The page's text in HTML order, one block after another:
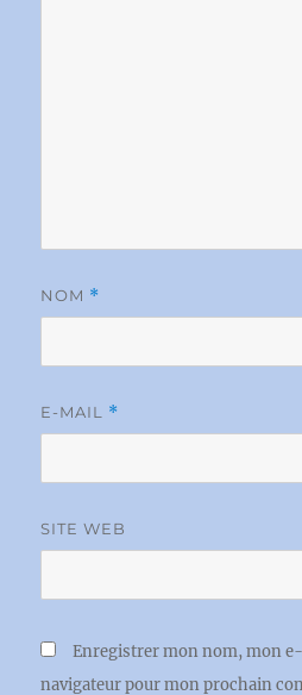
NOM *
E-MAIL *
SITE WEB
Enregistrer mon nom, mon
navigateur pour mon prochain